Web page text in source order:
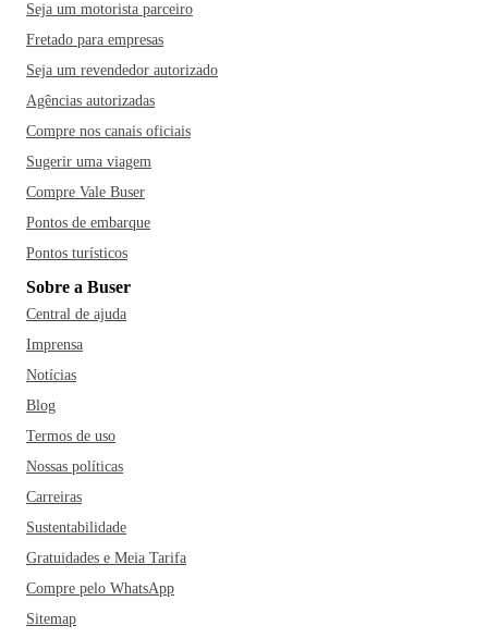
Seja um motorista parceiro
Fretado para empresas
Seja um revendedor autorizado
Agências autorizadas
Compre nos canais oficiais
Sugerir uma viagem
Compre Vale Buser
Pontos de embarque
Pontos turísticos
Sobre a Buser
Central de ajuda
Imprensa
Notícias
Blog
Termos de uso
Nossas políticas
Carreiras
Sustentabilidade
Gratuidades e Meia Tarifa
Compre pelo WhatsApp
Sitemap